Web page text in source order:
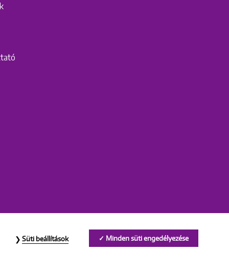
Minden süti engedélyezése
Süti beállítások